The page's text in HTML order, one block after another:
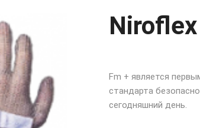
Fm + является
стандарта
сегодняшний день.